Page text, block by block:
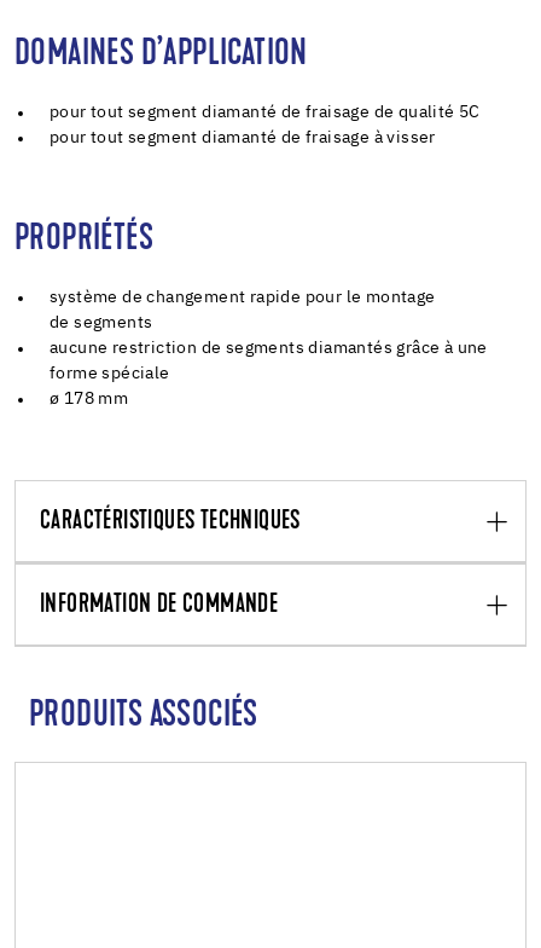
DOMAINES D’APPLICATION
pour tout segment diamanté de fraisage de qualité 5C
pour tout segment diamanté de fraisage à visser
PROPRIÉTÉS
système de changement rapide pour le montage
de segments
aucune restriction de segments diamantés grâce à une
forme spéciale
ø 178 mm
CARACTÉRISTIQUES TECHNIQUES
INFORMATION DE COMMANDE
PRODUITS ASSOCIÉS